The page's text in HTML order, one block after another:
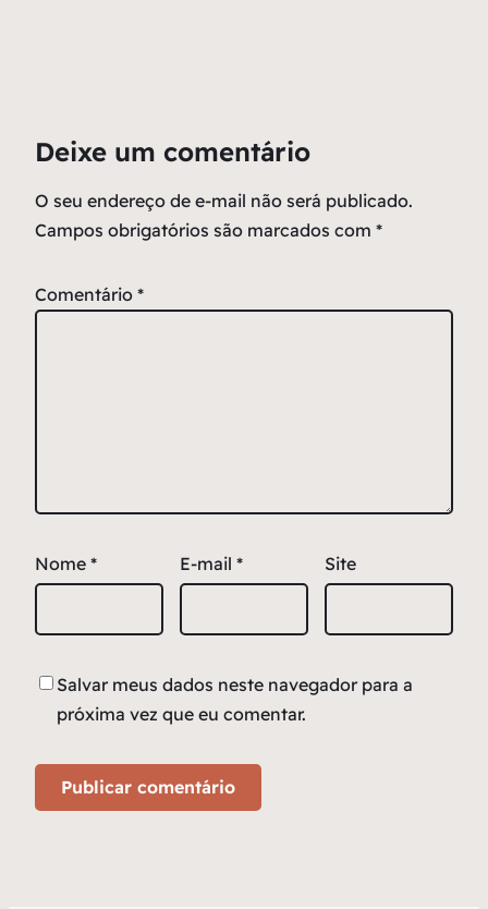
Deixe um comentário
O seu endereço de e-mail não será publicado.
Campos obrigatórios são marcados com *
Comentário *
Nome * E-mail * Site
Salvar meus dados neste navegador para a
próxima vez que eu comentar.